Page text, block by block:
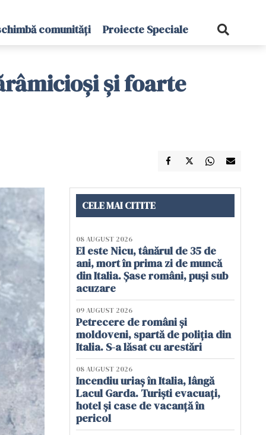
comunități Proiecte Speciale
și foarte
CELE MAI CITITE
08 AUGUST 2026
El este Nicu, tânărul de 35 de
ani, mort în prima zi de muncă
din Italia. Șase români, puși sub
acuzare
09 AUGUST 2026
Petrecere de români și
moldoveni, spartă de poliția din
Italia. S-a lăsat cu arestări
08 AUGUST 2026
Incendiu uriaș în Italia, lângă
Lacul Garda. Turiști evacuați,
hotel și case de vacanță în
pericol